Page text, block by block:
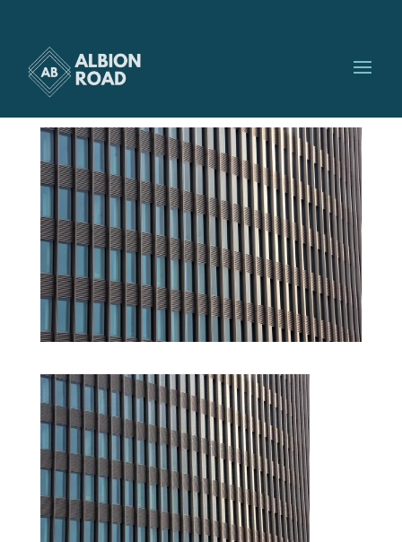
location-astuces
par